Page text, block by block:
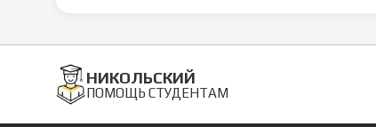
НИКОЛЬСКИЙ
ПОМОЩЬ СТУДЕНТАМ